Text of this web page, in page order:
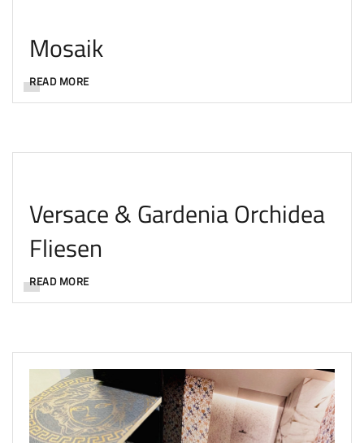
Mosaik
READ MORE
Versace & Gardenia Orchidea
Fliesen
READ MORE